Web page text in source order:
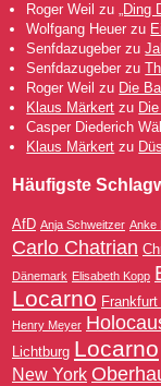
Roger Weil zu„Ding
Wolfgang Heuer zu
Senfdazugeber zu
Senfdazugeber zu
Roger Weil zu Die
Klaus Märkert zu
Casper Diederich
Klaus Märkert zu
Häufigste
AfD Anja Schweitzer Anke
Carlo Chatrian
Dänemark Elisabeth Kopp
Locarno
Henry Meyer
Lichtburg Locarno
New York